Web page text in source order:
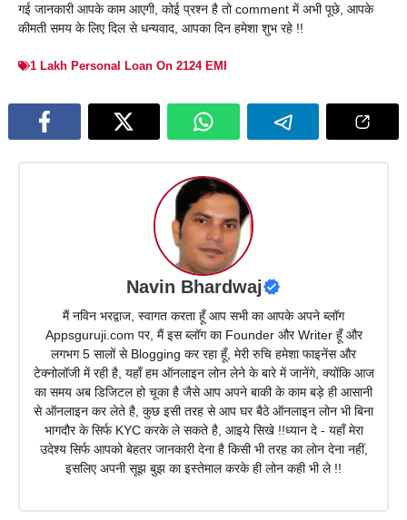
गई जानकारी आपके काम आएगी, कोई प्रश्न है तो comment में अभी पूछे, आपके
कीमती समय के लिए दिल से धन्यवाद, आपका दिन हमेशा शुभ रहे !!
1 Lakh Personal Loan On 2124 EMI
Navin Bhardwaj
मैं नविन भरद्वाज, स्वागत करता हूँ आप सभी का आपके अपने ब्लॉग
Appsguruji.com पर, मैं इस ब्लॉग का Founder और Writer हूँ और
लगभग 5 सालों से Blogging कर रहा हूँ, मेरी रुचि हमेशा फाइनेंस और
टेक्नोलॉजी में रही है, यहाँ हम ऑनलाइन लोन लेने के बारे में जानेंगे, क्योंकि आज
का समय अब डिजिटल हो चूका है जैसे आप अपने बाकी के काम बड़े ही आसानी
से ऑनलाइन कर लेते है, कुछ इसी तरह से आप घर बैठे ऑनलाइन लोन भी बिना
भागदौर के सिर्फ KYC करके ले सकते है, आइये सिखे !!ध्यान दे - यहाँ मेरा
उदेश्य सिर्फ आपको बेहतर जानकारी देना है किसी भी तरह का लोन देना नहीं,
इसलिए अपनी सूझ बुझ का इस्तेमाल करके ही लोन कही भी ले !!